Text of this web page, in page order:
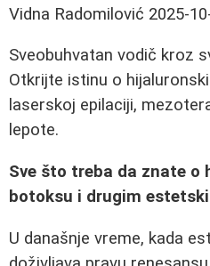
Vidna Radomilović 2025-
Sveobuhvatan vodič kroz
Otkrijte istinu o
laserskoj epilaciji,
lepote.
Sve što treba da znate o
botoksu i drugim
U današnje vreme, kada